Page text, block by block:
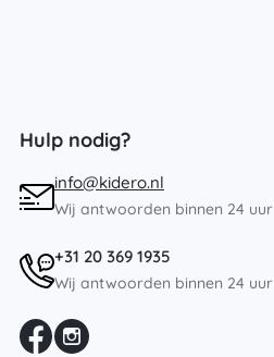
Hulp nodig?
info@kidero.nl
Wij antwoorden binnen 24 uur
+31 20 369 1935
Wij antwoorden binnen 24 uur